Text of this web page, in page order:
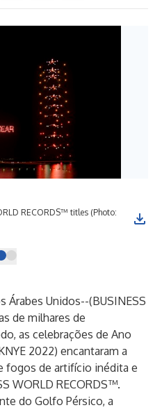
RECORDS™ titles (Photo:
Árabes Unidos--(BUSINESS
de milhares de
as celebrações de Ano
2022) encantaram a
fogos de artifício inédita e
WORLD RECORDS™.
do Golfo Pérsico, a